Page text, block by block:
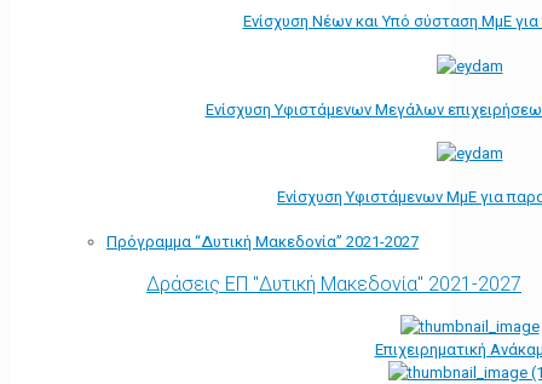
Ενίσχυση Νέων και Υπό σύσταση ΜμΕ
Ενίσχυση Υφιστάμενων Μεγάλων
Ενίσχυση Υφιστάμενων ΜμΕ για
Πρόγραμμα “Δυτική Μακεδονία” 2021-2027
Δράσεις ΕΠ "Δυτική Μακεδονία" 2021-2027
Επιχειρηματική